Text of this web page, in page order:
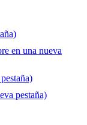
en una nueva
pestaña)